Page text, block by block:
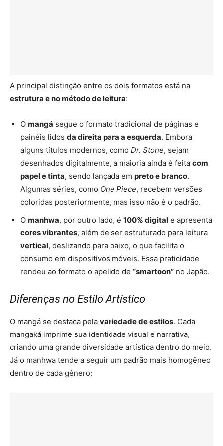
A principal distinção entre os dois formatos está na
estrutura e no método de leitura:
O mangá segue o formato tradicional de páginas e
painéis lidos da direita para a esquerda. Embora
alguns títulos modernos, como Dr. Stone, sejam
desenhados digitalmente, a maioria ainda é feita com
papel e tinta, sendo lançada em preto e branco.
Algumas séries, como One Piece, recebem versões
coloridas posteriormente, mas isso não é o padrão.
O manhwa, por outro lado, é 100% digital e apresenta
cores vibrantes, além de ser estruturado para leitura
vertical, deslizando para baixo, o que facilita o
consumo em dispositivos móveis. Essa praticidade
rendeu ao formato o apelido de “smartoon” no Japão.
Diferenças no Estilo Artístico
O mangá se destaca pela variedade de estilos. Cada
mangaká imprime sua identidade visual e narrativa,
criando uma grande diversidade artística dentro do meio.
Já o manhwa tende a seguir um padrão mais homogêneo
dentro de cada gênero: